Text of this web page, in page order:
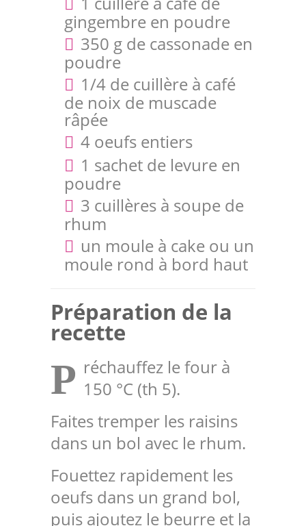
gingembre en poudre
350 g de cassonade en
poudre
1/4 de cuillère à café
de noix de muscade
râpée
4 oeufs entiers
1 sachet de levure en
poudre
3 cuillères à soupe de
rhum
un moule à cake ou un
moule rond à bord haut
Préparation de la
recette
P réchauffez le four à
150 °C (th 5).
Faites tremper les raisins
dans un bol avec le rhum.
Fouettez rapidement les
oeufs dans un grand bol,
puis ajoutez le beurre et la